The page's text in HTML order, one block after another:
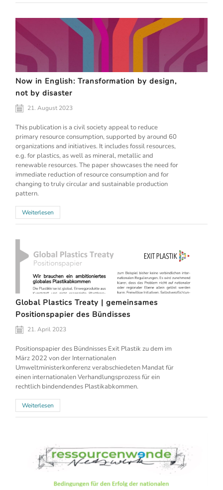
Now in English: Transformation by design,
not by disaster
21. August 2023
This publication is a civil society appeal to reduce
primary resource consumption, supported by around 60
organizations and initiatives. It includes fossil resources,
e.g. for plastics, as well as mineral, metallic and
renewable resources. The paper showcases the need for
immediate reduction of resource consumption and for
changing to truly circular and sustainable production
pattern.
Weiterlesen
Global Plastics Treaty | gemeinsames
Positionspapier des Bündisses
21. April 2023
Positionspapier des Bündnisses Exit Plastik zu dem im
März 2022 von der Internationalen
Umweltministerkonferenz verabschiedeten Mandat für
einen internationalen Verhandlungsprozess für ein
rechtlich bindendendes Plastikabkommen.
Weiterlesen